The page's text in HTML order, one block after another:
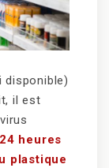
disponible)
il est
heures
plastique